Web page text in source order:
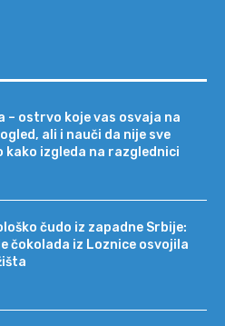
– ostrvo koje vas osvaja na
ali i nauči da nije sve
kako izgleda na razglednici
čudo iz zapadne Srbije:
čokolada iz Loznice osvojila